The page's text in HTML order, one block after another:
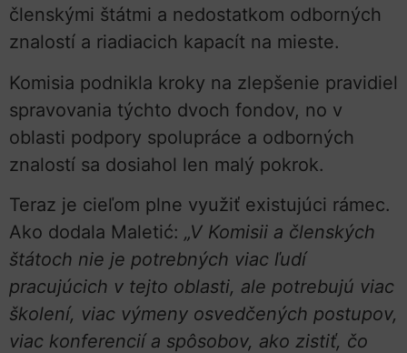
členskými štátmi a nedostatkom odborných
znalostí a riadiacich kapacít na mieste.
Komisia podnikla kroky na zlepšenie pravidiel
spravovania týchto dvoch fondov, no v
oblasti podpory spolupráce a odborných
znalostí sa dosiahol len malý pokrok.
Teraz je cieľom plne využiť existujúci rámec.
Ako dodala Maletić: „V Komisii a členských
štátoch nie je potrebných viac ľudí
pracujúcich v tejto oblasti, ale potrebujú viac
školení, viac výmeny osvedčených postupov,
viac konferencií a spôsobov, ako zistiť, čo